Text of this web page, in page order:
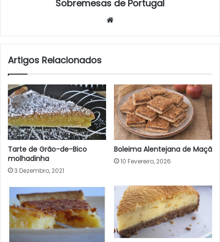
Sobremesas de Portugal
Artigos Relacionados
Tarte de Grão-de-Bico
molhadinha
3 Dezembro, 2021
Boleima Alentejana de Maçã
10 Fevereiro, 2026